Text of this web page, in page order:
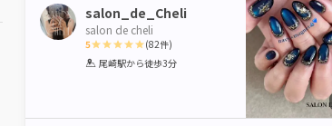
salon_de_Cheli
salon de cheli
5
1 2 3 4 5
(82件)
尾崎駅から徒歩3分